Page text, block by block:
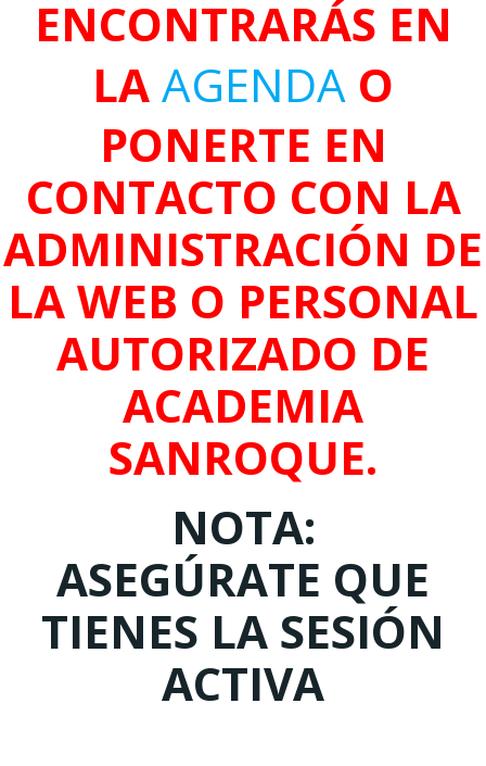
ENCONTRARÁS EN
LAAGENDA O
PONERTE EN
CONTACTO CON LA
ADMINISTRACIÓN DE
LA WEB O PERSONAL
AUTORIZADO DE
ACADEMIA
SANROQUE.
NOTA:
ASEGÚRATE QUE
TIENES LA SESIÓN
ACTIVA